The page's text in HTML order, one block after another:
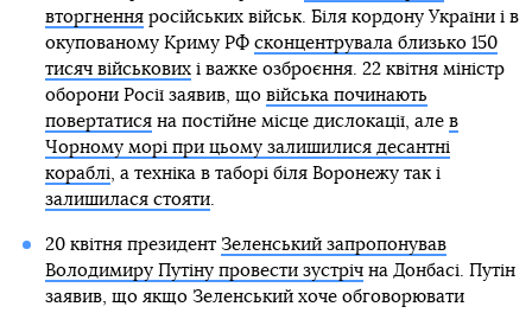
вторгненняросійських військ. Біля кордону України і в
окупованому Криму РФ сконцентрувала близько 150
тисяч військовихі важке озброєння. 22 квітня міністр
оборони Росії заявив, що війська починають
повертатисяна постійне місце дислокації, але в
Чорному морі при цьому залишилися десантні
кораблі, а техніка в таборі біля Воронежу так і
залишилася стояти.
20 квітня президент Зеленський запропонував
Володимиру Путіну провести зустрічна Донбасі. Путін
заявив, що якщо Зеленський хоче обговорювати